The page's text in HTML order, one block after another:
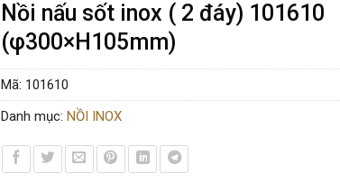
Nồi nấu sốt inox ( 2 đáy) 101610
(φ300×H105mm)
Mã: 101610
Danh mục: NỒI INOX